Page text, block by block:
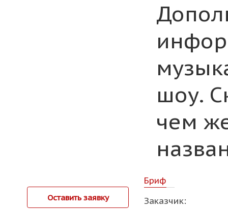
шоу.
чем
Оставить заявку
Бриф
Заказчик: